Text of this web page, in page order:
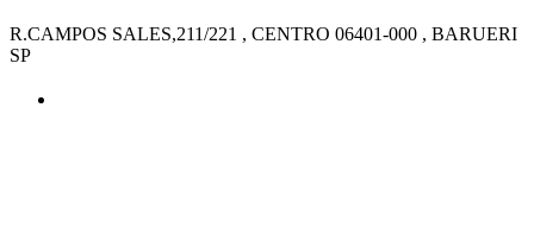
R.CAMPOS SALES,211/221 , CENTRO 06401-000 , BARUERI
SP